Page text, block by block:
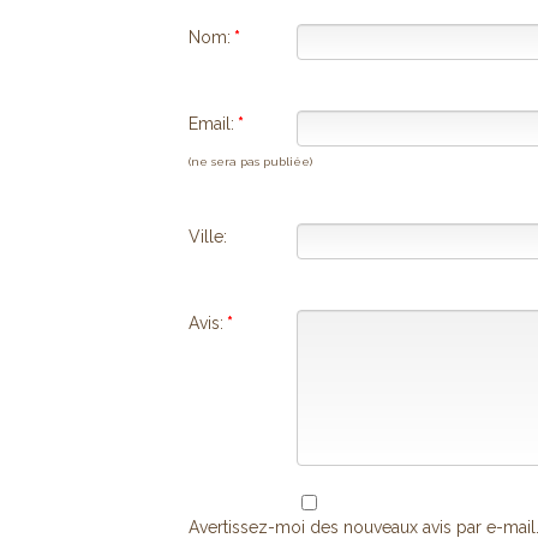
Nom: *
Email: *
(ne sera pas publiée)
Ville:
Avis: *
Avertissez-moi des nouveaux avis par e-mail.